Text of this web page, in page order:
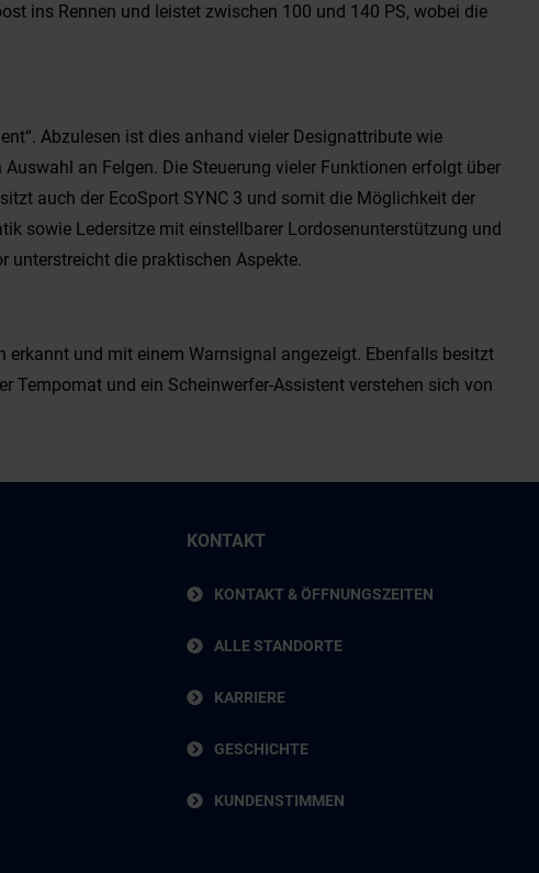
ins Rennen und leistet zwischen 100 und 140 PS, wobei die
Abzulesen ist dies anhand vieler Designattribute wie
an Felgen. Die Steuerung vieler Funktionen erfolgt über
auch der EcoSport SYNC 3 und somit die Möglichkeit der
sowie Ledersitze mit einstellbarer Lordosenunterstützung und
unterstreicht die praktischen Aspekte.
und mit einem Warnsignal angezeigt. Ebenfalls besitzt
Tempomat und ein Scheinwerfer-Assistent verstehen sich von
KONTAKT
KONTAKT & ÖFFNUNGSZEITEN
ALLE STANDORTE
KARRIERE
GESCHICHTE
KUNDENSTIMMEN